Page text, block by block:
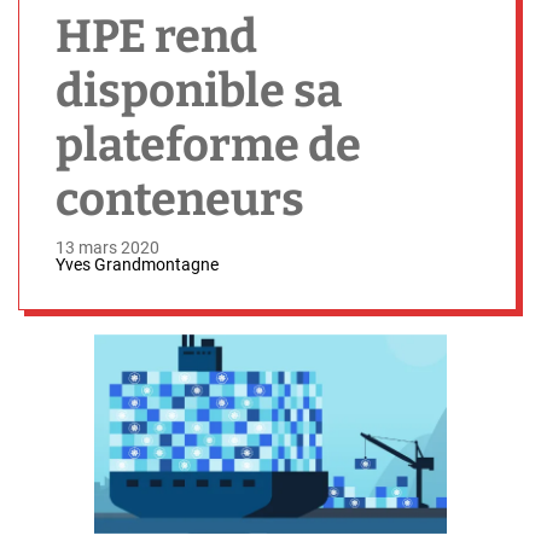
HPE rend
disponible sa
plateforme de
conteneurs
13 mars 2020
Yves Grandmontagne